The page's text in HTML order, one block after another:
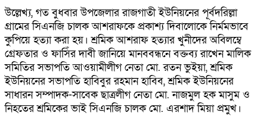
উল্লেখ্য, গত বুধবার উপজেলার রাজগাতী ইউনিয়নের পূর্বদরিল্লা
গ্রামের সিএনজি চালক আশরাফকে প্রকাশ্য দিবালোকে নির্মমভাবে
কুপিয়ে হত্যা করা হয়। শ্রমিক আশরাফ হত্যার খুনীদের অবিলম্বে
গ্রেফতার ও ফাসিঁর দাবী জানিয়ে মানববন্ধনে বক্তব্য রাখেন মালিক
সমিতির সভাপতি আওয়ামীলীগ নেতা মো. রতন ভুইয়া, শ্রমিক
ইউনিয়নের সভাপতি হাবিবুর রহমান হাবিব, শ্রমিক ইউনিয়নের
সাধারন সম্পাদক-সাবেক ছাত্রলীগ নেতা মো. নাজমুল হক মাসুম ও
নিহতের শ্রমিকের ভাই সিএনজি চালক মো. এরশাদ মিয়া প্রমুখ।